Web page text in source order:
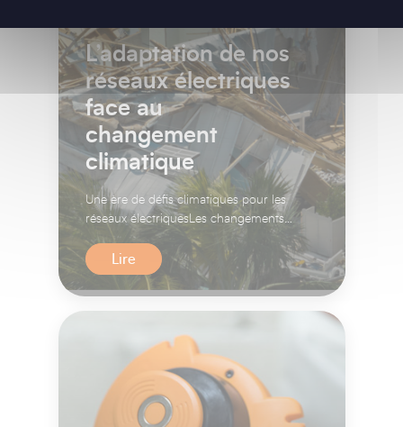
L’adaptation de nos
réseaux électriques
face au
changement
climatique
Une ère de défis climatiques pour les
réseaux électriquesLes changements
climatiques redéfinissent les...
Lire